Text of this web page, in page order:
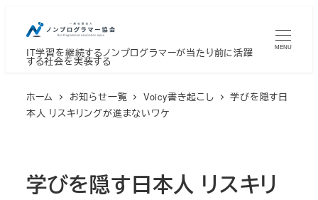
IT学習を継続するノンプログラマーが当たり前に活躍
する社会を実装する
MENU
ホーム お知らせ一覧 Voicy書き起こし
学びを隠す日
本人 リスキリングが進まないワケ
学びを隠す日本人 リスキリ